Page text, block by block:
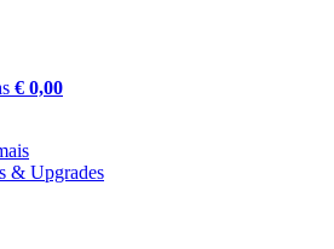
€ 0,00
& Upgrades